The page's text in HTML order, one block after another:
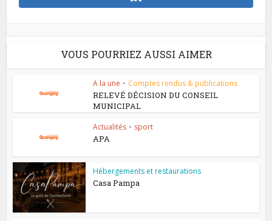
VOUS POURRIEZ AUSSI AIMER
A la une • Comptes rendus & publications
RELEVÉ DÉCISION DU CONSEIL
MUNICIPAL
Actualités • sport
APA
Hébergements et restaurations
Casa Pampa